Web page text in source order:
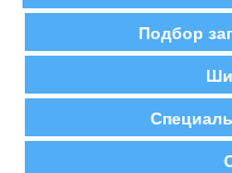
Подбор